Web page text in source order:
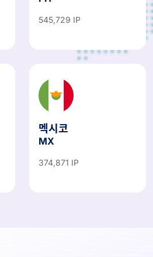
545,729 IP
멕시코
MX
374,871 IP